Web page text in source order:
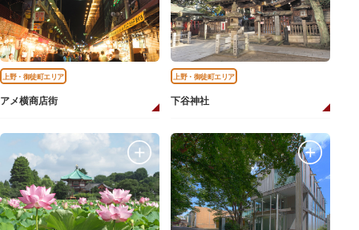
上野・御徒町エリア
アメ横商店街
上野・御徒町エリア
下谷神社